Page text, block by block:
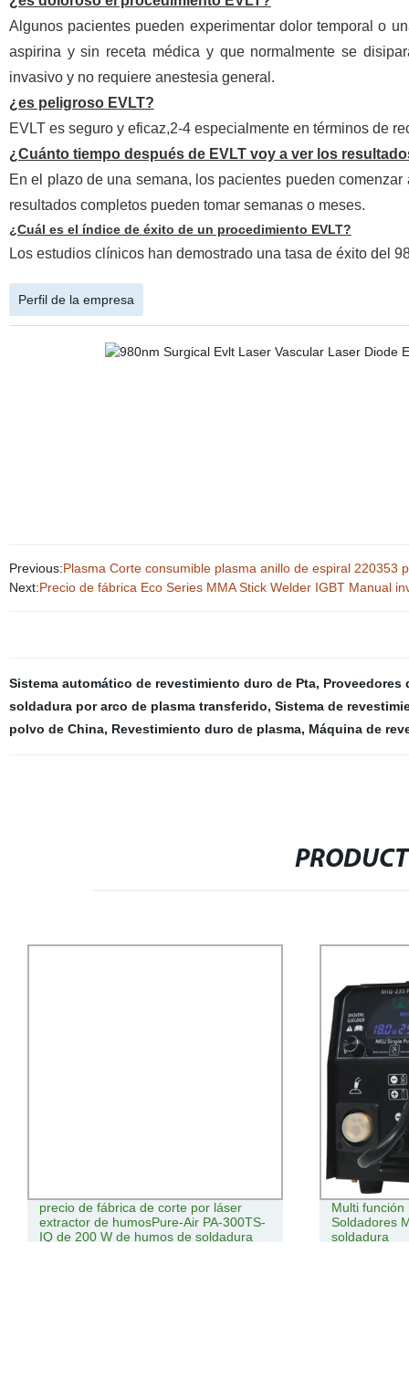
Algunos pacientes pueden experimentar dolor temporal o
aspirina y sin receta médica y que normalmente se
invasivo y no requiere anestesia general.
¿es peligroso EVLT?
EVLT es seguro y eficaz,2-4 especialmente en términos de
¿Cuánto tiempo después de EVLT voy a ver los
En el plazo de una semana, los pacientes pueden
resultados completos pueden tomar semanas o meses.
¿Cuál es el índice de éxito de un procedimiento EVLT?
Los estudios clínicos han demostrado una tasa de éxito del
Perfil de la empresa
Previous:Plasma Corte consumible plasma anillo de espiral 220353
Next:Precio de fábrica Eco Series MMA Stick Welder IGBT Manual
Sistema automático de revestimiento duro de Pta, Proveedores
soldadura por arco de plasma transferido, Sistema de
polvo de China, Revestimiento duro de plasma, Máquina de
fábrica de corte por láser
humosPure-Air PA-300TS-
W de humos de soldadura
Multi función Pulse 4 en 1
Soldadores MIG de la
soldadura